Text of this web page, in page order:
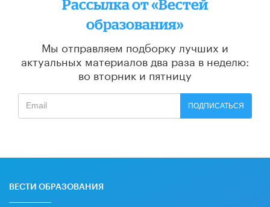
Рассылка от «Вестей
образования»
Мы отправляем подборку лучших и
актуальных материалов два раза в неделю:
во вторник и пятницу
ПОДПИСАТЬСЯ
ВЕСТИ ОБРАЗОВАНИЯ